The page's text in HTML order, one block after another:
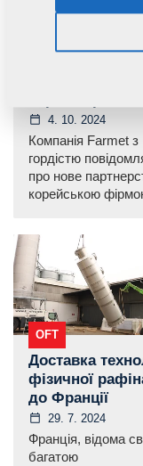
4. 10. 2024
Компанія Farmet з
гордістю
про нове
корейською
OFT
Доставка
фізичної
до Франції
29. 7. 2024
Франція, відома
багатою